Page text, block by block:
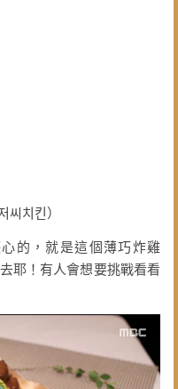
치킨）
的，就是這個薄巧炸雞
耶！有人會想要挑戰看看